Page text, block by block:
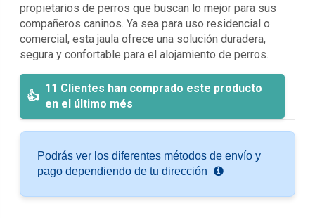
propietarios de perros que buscan lo mejor para sus
compañeros caninos. Ya sea para uso residencial o
comercial, esta jaula ofrece una solución duradera,
segura y confortable para el alojamiento de perros.
11 Clientes han comprado este producto
en el último més
Podrás ver los diferentes métodos de envío y
pago dependiendo de tu dirección